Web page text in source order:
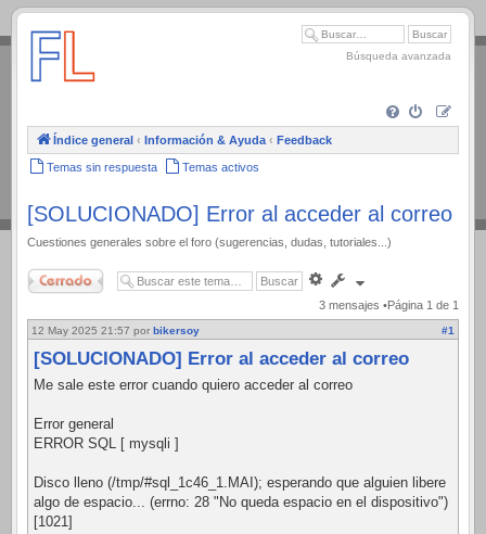
.
Búsqueda avanzada
Índice general ‹ Información & Ayuda ‹ Feedback
Temas sin respuesta Temas activos
[SOLUCIONADO] Error al acceder al correo
Cuestiones generales sobre el foro (sugerencias, dudas, tutoriales...)
Cerrado
Búsqueda
3 mensajes •Página 1 de 1
12 May 2025 21:57 por bikersoy #1
[SOLUCIONADO] Error al acceder al correo
Me sale este error cuando quiero acceder al correo
Error general
ERROR SQL [ mysqli ]
Disco lleno (/tmp/#sql_1c46_1.MAI); esperando que alguien libere
algo de espacio... (errno: 28 "No queda espacio en el dispositivo")
[1021]